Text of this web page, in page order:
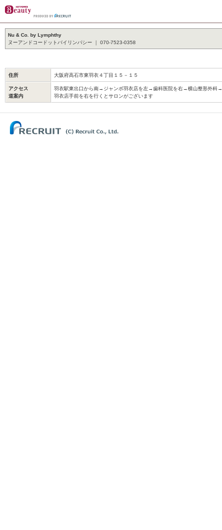
Nu & Co. by Lymphthy
ヌーアンドコードットバイリンパシー ｜ 070-7523-0358
住所 大阪府高石市東羽衣４丁目１５－１５
アクセス
道案内
羽衣駅東出口から南→ジャンボ羽衣店を左→歯科医院を右→横山整形外科
羽衣店手前を右を行くとサロンがございます